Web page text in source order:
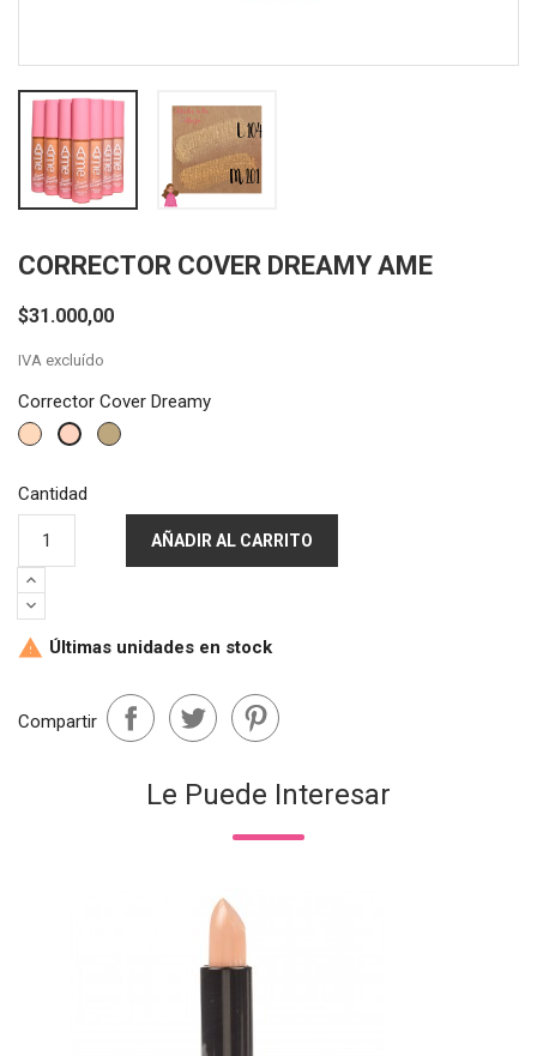
CORRECTOR COVER DREAMY AME
$31.000,00
IVA excluído
Corrector Cover Dreamy
L104M201L105
Cantidad
AÑADIR AL CARRITO
 Últimas unidades en stock
Compartir
Le Puede Interesar